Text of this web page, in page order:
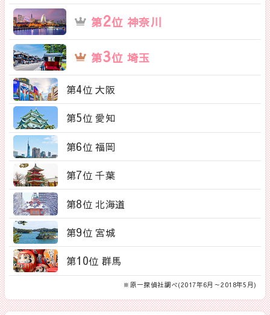
第2位 神奈川
第3位 埼玉
第4位 大阪
第5位 愛知
第6位 福岡
第7位 千葉
第8位 北海道
第9位 宮城
第10位 群馬
※原一探偵社調べ(2017年6月～2018年5月)